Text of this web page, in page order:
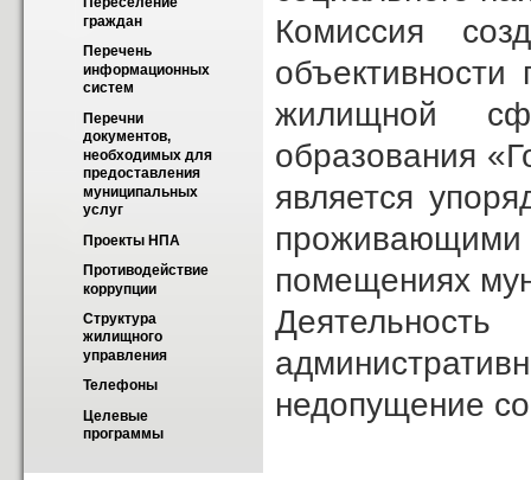
граждан
Перечень
информационных
систем
Перечни
документов,
необходимых для
предоставления
муниципальных
услуг
Проекты НПА
Противодействие
коррупции
Структура
жилищного
управления
Телефоны
Целевые
программы
Комиссия
жилищной
образования
является
помещениях
недопущение